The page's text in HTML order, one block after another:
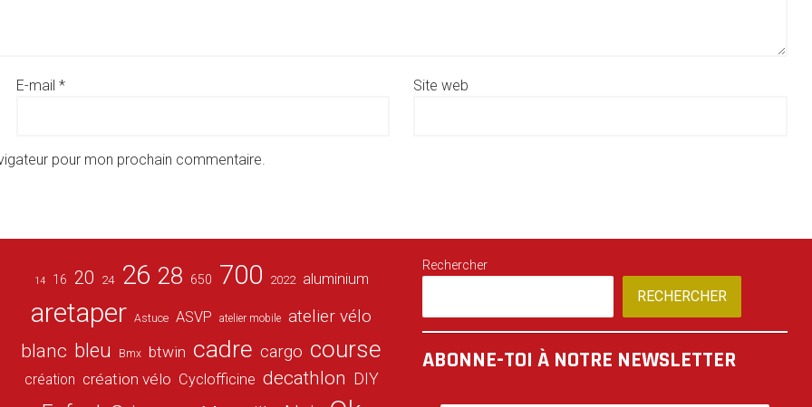
E-mail * Site web
pour mon prochain commentaire.
14 16 20 24 26 28 650 700 2022 aluminium
aretaper Astuce ASVP atelier mobile atelier vélo
blanc bleu Bmx btwin cadre cargo course
création création vélo Cyclofficine decathlon DIY
Rechercher
RECHERCHER
ABONNE-TOI À NOTRE NEWSLETTER